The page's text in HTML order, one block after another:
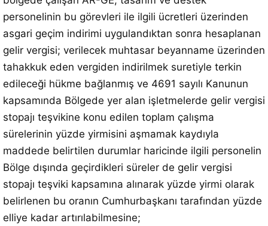
personelinin bu görevleri ile ilgili ücretleri üzerinden
asgari geçim indirimi uygulandıktan sonra hesaplanan
gelir vergisi; verilecek muhtasar beyanname üzerinden
tahakkuk eden vergiden indirilmek suretiyle terkin
edileceği hükme bağlanmış ve 4691 sayılı Kanunun
kapsamında Bölgede yer alan işletmelerde gelir vergisi
stopajı teşvikine konu edilen toplam çalışma
sürelerinin yüzde yirmisini aşmamak kaydıyla
maddede belirtilen durumlar haricinde ilgili personelin
Bölge dışında geçirdikleri süreler de gelir vergisi
stopajı teşviki kapsamına alınarak yüzde yirmi olarak
belirlenen bu oranın Cumhurbaşkanı tarafından yüzde
elliye kadar artırılabilmesine;